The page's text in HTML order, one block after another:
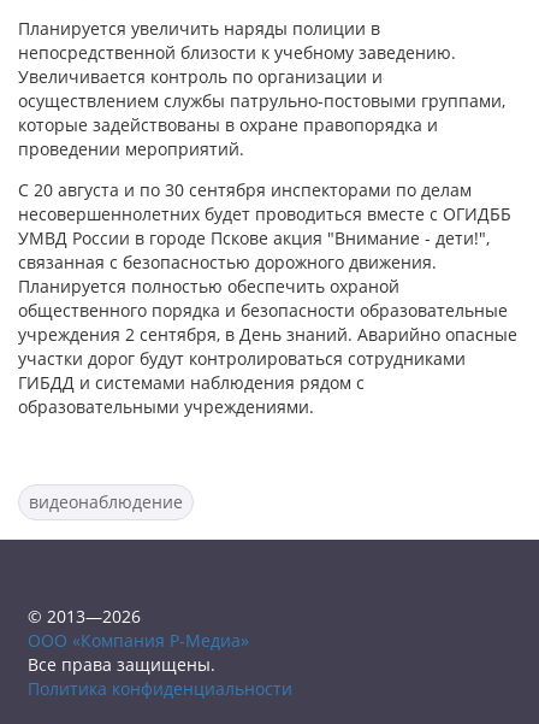
Планируется увеличить наряды полиции в
непосредственной близости к учебному заведению.
Увеличивается контроль по организации и
осуществлением службы патрульно-постовыми группами,
которые задействованы в охране правопорядка и
проведении мероприятий.
С 20 августа и по 30 сентября инспекторами по делам
несовершеннолетних будет проводиться вместе с ОГИДББ
УМВД России в городе Пскове акция "Внимание - дети!",
связанная с безопасностью дорожного движения.
Планируется полностью обеспечить охраной
общественного порядка и безопасности образовательные
учреждения 2 сентября, в День знаний. Аварийно опасные
участки дорог будут контролироваться сотрудниками
ГИБДД и системами наблюдения рядом с
образовательными учреждениями.
видеонаблюдение
© 2013—2026
ООО «Компания Р-Медиа»
Все права защищены.
Политика конфиденциальности